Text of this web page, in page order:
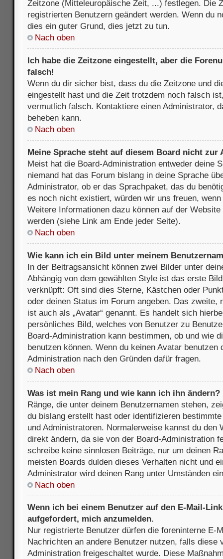
Zeitzone (Mitteleuropäische Zeit, ...) festlegen. Die
registrierten Benutzern geändert werden. Wenn du
dies ein guter Grund, dies jetzt zu tun.
Nach oben
Ich habe die Zeitzone eingestellt, aber die
falsch!
Wenn du dir sicher bist, dass du die Zeitzone und
eingestellt hast und die Zeit trotzdem noch falsch
vermutlich falsch. Kontaktiere einen Administrator,
beheben kann.
Nach oben
Meine Sprache steht auf diesem Board nicht zur
Meist hat die Board-Administration entweder deine
niemand hat das Forum bislang in deine Sprache
Administrator, ob er das Sprachpaket, das du
es noch nicht existiert, würden wir uns freuen,
Weitere Informationen dazu können auf der
werden (siehe Link am Ende jeder Seite).
Nach oben
Wie kann ich ein Bild unter meinem
In der Beitragsansicht können zwei Bilder unter
Abhängig von dem gewählten Style ist das erste
verknüpft: Oft sind dies Sterne, Kästchen oder
oder deinen Status im Forum angeben. Das zweite,
ist auch als „Avatar“ genannt. Es handelt sich
persönliches Bild, welches von Benutzer zu
Board-Administration kann bestimmen, ob und wie
benutzen können. Wenn du keinen Avatar
Administration nach den Gründen dafür fragen.
Nach oben
Was ist mein Rang und wie kann ich ihn ändern?
Ränge, die unter deinem Benutzernamen stehen,
du bislang erstellt hast oder identifizieren
und Administratoren. Normalerweise kannst du den
direkt ändern, da sie von der Board-Administration
schreibe keine sinnlosen Beiträge, nur um deinen
meisten Boards dulden dieses Verhalten nicht und
Administrator wird deinen Rang unter Umständen
Nach oben
Wenn ich bei einem Benutzer auf den E-Mail-
aufgefordert, mich anzumelden.
Nur registrierte Benutzer dürfen die foreninterne E-
Nachrichten an andere Benutzer nutzen, falls diese
Administration freigeschaltet wurde. Diese